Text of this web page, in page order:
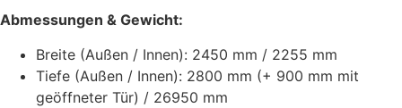
Abmessungen & Gewicht:
Breite (Außen / Innen): 2450 mm / 2255 mm
Tiefe (Außen / Innen): 2800 mm (+ 900 mm mit
geöffneter Tür) / 26950 mm